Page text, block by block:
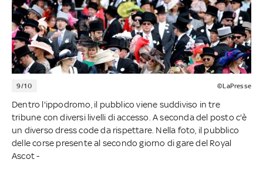
9/10 ©LaPresse
Dentro l'ippodromo, il pubblico viene suddiviso in tre
tribune con diversi livelli di accesso. A seconda del posto c'è
un diverso dress code da rispettare. Nella foto, il pubblico
delle corse presente al secondo giorno di gare del Royal
Ascot -